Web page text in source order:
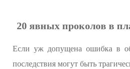
20 явных проколов в
Если уж допущена ошибка в
последствия могут быть